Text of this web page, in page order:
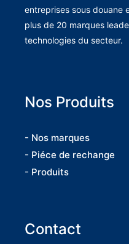
entreprises sous douane
plus de 20 marques
technologies du secteur.
Nos Produits
- Nos marques
- Piéce de rechange
- Produits
Contact